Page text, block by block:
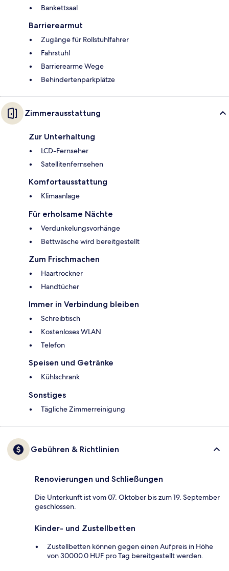
Bankettsaal
Barrierearmut
Zugänge für Rollstuhlfahrer
Fahrstuhl
Barrierearme Wege
Behindertenparkplätze
Zimmerausstattung
Zur Unterhaltung
LCD-Fernseher
Satellitenfernsehen
Komfortausstattung
Klimaanlage
Für erholsame Nächte
Verdunkelungsvorhänge
Bettwäsche wird bereitgestellt
Zum Frischmachen
Haartrockner
Handtücher
Immer in Verbindung bleiben
Schreibtisch
Kostenloses WLAN
Telefon
Speisen und Getränke
Kühlschrank
Sonstiges
Tägliche Zimmerreinigung
Gebühren & Richtlinien
Renovierungen und Schließungen
Die Unterkunft ist vom 07. Oktober bis zum 19. September
geschlossen.
Kinder- und Zustellbetten
Zustellbetten können gegen einen Aufpreis in Höhe
von 30000.0 HUF pro Tag bereitgestellt werden.